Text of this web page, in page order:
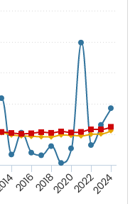
20162018202020222024